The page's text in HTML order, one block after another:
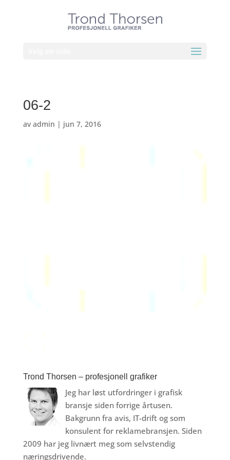
06-2
av admin | jun 7, 2016
Trond Thorsen – profesjonell grafiker
Jeg har løst utfordringer i grafisk
bransje siden forrige årtusen.
Bakgrunn fra avis, IT-drift og som
konsulent for reklamebransjen. Siden
2009 har jeg livnært meg som selvstendig
næringsdrivende.